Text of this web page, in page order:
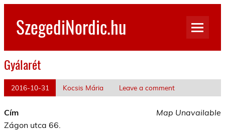
Skip
contentSzegediNordic.hu
Gyálarét
2016-10-31 Kocsis Mária Leave a comment
Map Unavailable
Cím
Zágon utca 66.